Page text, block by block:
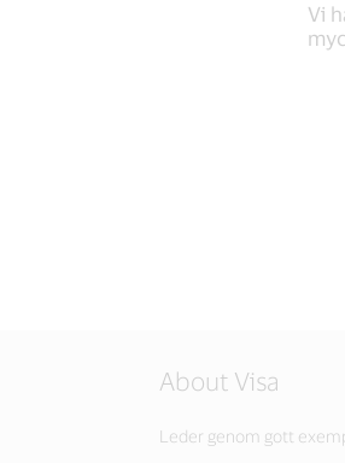
Vi
About Visa
Leder genom gott